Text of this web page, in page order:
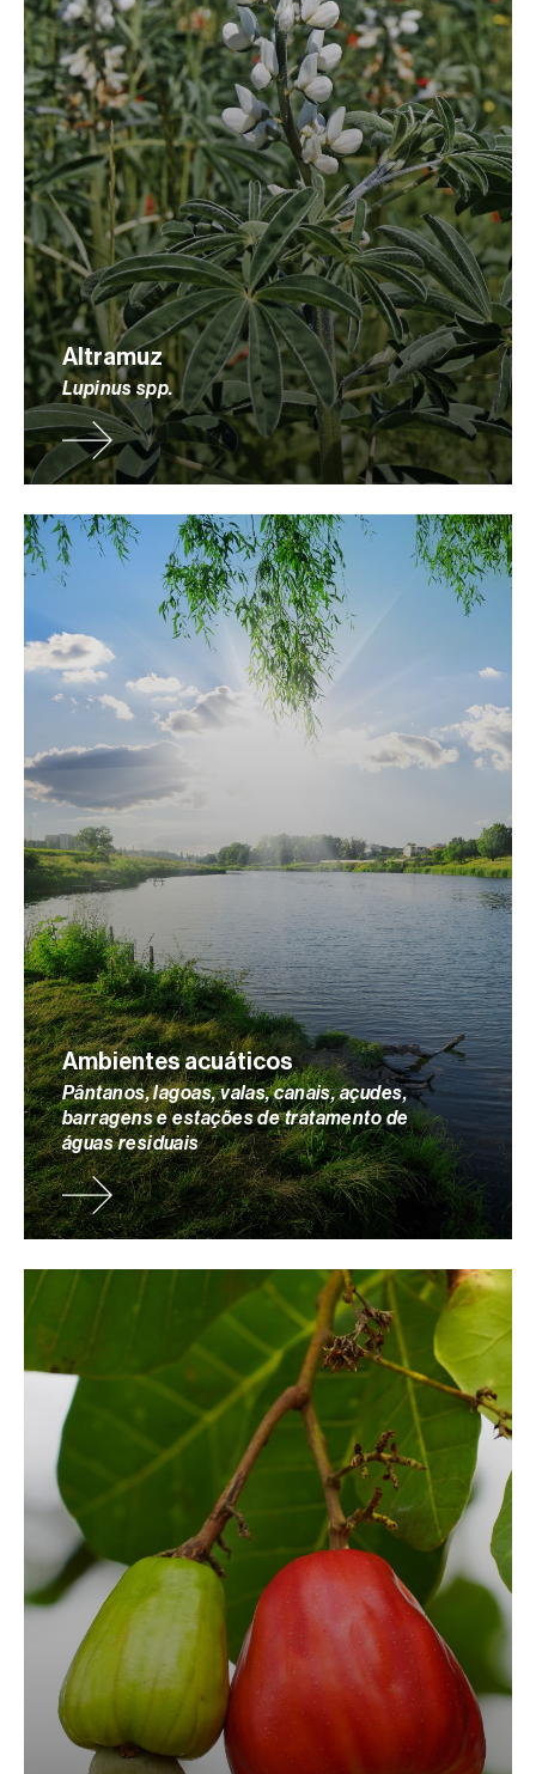
Altramuz
Lupinus spp.
Ambientes acuáticos
Pântanos, lagoas, valas, canais, açudes,
barragens e estações de tratamento de
águas residuais